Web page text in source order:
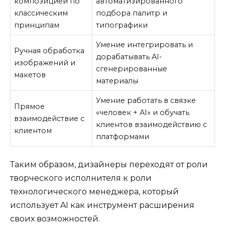
классическим
принципам
подбора палитр и
типографики
Ручная обработка
изображений и
макетов
Умение интегрировать и
дорабатывать AI-
сгенерированные
материалы
Прямое
взаимодействие с
клиентом
Умение работать в связке
«человек + AI» и обучать
клиентов взаимодействию с
платформами
Таким образом, дизайнеры переходят от роли
творческого исполнителя к роли
технологического менеджера, который
использует AI как инструмент расширения
своих возможностей.